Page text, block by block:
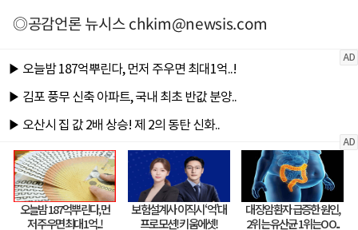
◎공감언론 뉴시스chkim@newsis.com